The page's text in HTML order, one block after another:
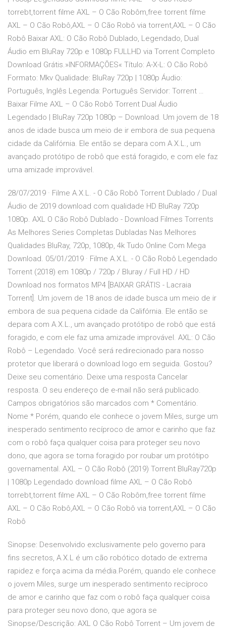
torrebt,torrent filme AXL – O Cão Robôm,free torrent filme
AXL – O Cão Robô,AXL – O Cão Robô via torrent,AXL – O Cão
Robô Baixar AXL: O Cão Robô Dublado, Legendado, Dual
Áudio em BluRay 720p e 1080p FULLHD via Torrent Completo
Download Grátis.»INFORMAÇÕES« Título: A-X-L: O Cão Robô
Formato: Mkv Qualidade: BluRay 720p | 1080p Áudio:
Português, Inglês Legenda: Português Servidor: Torrent …
Baixar Filme AXL – O Cão Robô Torrent Dual Áudio
Legendado | BluRay 720p 1080p – Download. Um jovem de 18
anos de idade busca um meio de ir embora de sua pequena
cidade da Califórnia. Ele então se depara com A.X.L., um
avançado protótipo de robô que está foragido, e com ele faz
uma amizade improvável.
28/07/2019 · Filme A.X.L. - O Cão Robô Torrent Dublado / Dual
Áudio de 2019 download com qualidade HD BluRay 720p
1080p. AXL O Cão Robô Dublado - Download Filmes Torrents
As Melhores Series Completas Dubladas Nas Melhores
Qualidades BluRay, 720p, 1080p, 4k Tudo Online Com Mega
Download. 05/01/2019 · Filme A.X.L. - O Cão Robô Legendado
Torrent (2018) em 1080p / 720p / Bluray / Full HD / HD
Download nos formatos MP4 [BAIXAR GRÁTIS - Lacraia
Torrent]. Um jovem de 18 anos de idade busca um meio de ir
embora de sua pequena cidade da Califórnia. Ele então se
depara com A.X.L., um avançado protótipo de robô que está
foragido, e com ele faz uma amizade improvável. AXL: O Cão
Robô – Legendado. Você será redirecionado para nosso
protetor que liberará o download logo em seguida. Gostou?
Deixe seu comentário. Deixe uma resposta Cancelar
resposta. O seu endereço de e-mail não será publicado.
Campos obrigatórios são marcados com * Comentário.
Nome * Porém, quando ele conhece o jovem Miles, surge um
inesperado sentimento recíproco de amor e carinho que faz
com o robô faça qualquer coisa para proteger seu novo
dono, que agora se torna foragido por roubar um protótipo
governamental. AXL – O Cão Robô (2019) Torrent BluRay720p
| 1080p Legendado download filme AXL – O Cão Robô
torrebt,torrent filme AXL – O Cão Robôm,free torrent filme
AXL – O Cão Robô,AXL – O Cão Robô via torrent,AXL – O Cão
Robô
Sinopse: Desenvolvido exclusivamente pelo governo para
fins secretos, A.X.L é um cão robótico dotado de extrema
rapidez e força acima da média.Porém, quando ele conhece
o jovem Miles, surge um inesperado sentimento recíproco
de amor e carinho que faz com o robô faça qualquer coisa
para proteger seu novo dono, que agora se
Sinopse/Descrição: AXL O Cão Robô Torrent – Um jovem de